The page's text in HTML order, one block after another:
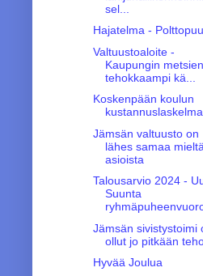
sel...
Hajatelma -
Valtuustoaloite -
Kaupungin metsien
tehokkaampi kä...
Koskenpään koulun
kustannuslaskelma
Jämsän valtuusto on
lähes samaa mieltä
asioista
Talousarvio 2024 -
Suunta
Jämsän sivistystoimi
ollut jo pitkään
Hyvää Joulua